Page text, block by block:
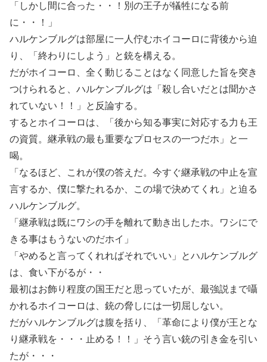
「しかし間に合った・・！別の王子が犠牲になる前
に・・！」
ハルケンブルグは部屋に一人佇むホイコーロに背後から迫
り、「終わりにしよう」と銃を構える。
だがホイコーロ、全く動じることはなく同意した旨を突き
つけられると、ハルケンブルグは「殺し合いだとは聞かさ
れていない！！」と反論する。
するとホイコーロは、「後から知る事実に対応する力も王
の資質。継承戦の最も重要なプロセスの一つだホ」と一
喝。
「なるほど、これが僕の答えだ。今すぐ継承戦の中止を宣
言するか、僕に撃たれるか、この場で決めてくれ」と迫る
ハルケンブルグ。
「継承戦は既にワシの手を離れて動き出したホ。ワシにで
きる事はもうないのだホイ」
「やめると言ってくれればそれでいい」とハルケンブルグ
は、食い下がるが・・
最初はお飾り程度の国王だと思っていたが、最強説まで囁
かれるホイコーロは、銃の脅しには一切屈しない。
だがハルケンブルグは腹を括り、「革命により僕が王とな
り継承戦を・・・止める！！」そう言い銃の引き金を引い
たが・・・